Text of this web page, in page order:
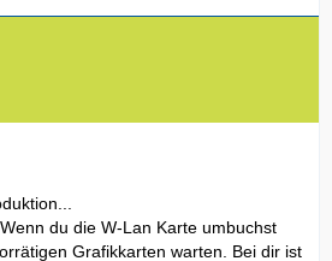
du die W-Lan Karte umbuchst
Grafikkarten warten. Bei dir ist